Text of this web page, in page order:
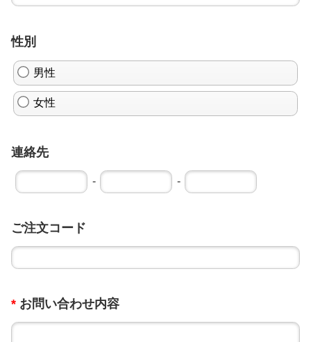
性別
男性
女性
連絡先
- -
ご注文コード
* お問い合わせ内容